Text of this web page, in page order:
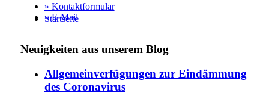
Startseite
» Kontaktformular
» E-Mail
Neuigkeiten aus unserem Blog
Allgemeinverfügungen zur Eindämmung
des Coronavirus